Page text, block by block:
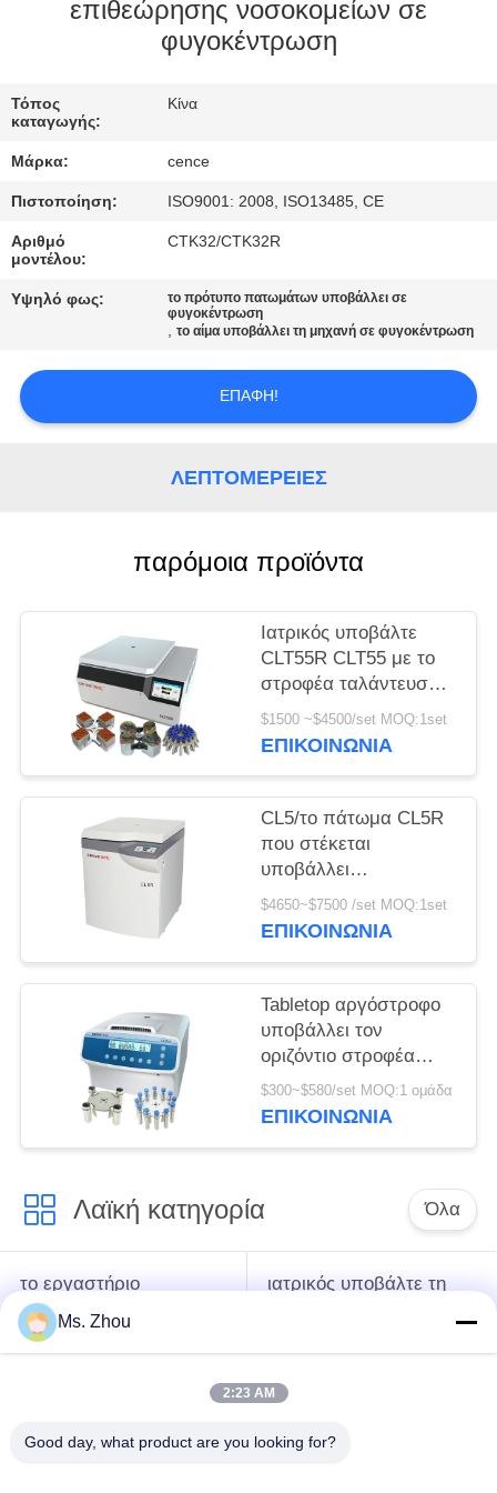
ΈΛΕΓΧΟΣ
ΠΟΙΌΤΗΤΑΣ
ΕΠΙΚΟΙΝΩΝΉΣΤΕ
ΜΑΖΊ
ΜΑΣ
ΕΙΔΉΣΕΙΣ
ΥΠΟΘΈΣΕΙΣ
VR
επιθεώρησης νοσοκομείων σε
φυγοκέντρωση
Τόπος
καταγωγής:
Κίνα
Μάρκα: cence
Πιστοποίηση: ISO9001: 2008, ISO13485, CE
Αριθμό
μοντέλου:
CTK32/CTK32R
Υψηλό φως:
το πρότυπο πατωμάτων υποβάλλει σε
φυγοκέντρωση
,το αίμα υποβάλλει τη μηχανή σε φυγοκέντρωση
ΕΠΑΦΉ!
ΛΕΠΤΟΜΈΡΕΙΕΣ
παρόμοια προϊόντα
Ιατρικός υποβάλτε
CLT55R CLT55 με το
στροφέα ταλάντευσης
σε φυγοκέντρωση
αργόστροφο
$1500 ~$4500/set MOQ:1set
ΕΠΙΚΟΙΝΩΝΊΑ
CL5/το πάτωμα CL5R
που στέκεται
υποβάλλει
αργόστροφο 5000r/Min
με το στροφέα
$4650~$7500 /set MOQ:1set
ΕΠΙΚΟΙΝΩΝΊΑ
Tabletop αργόστροφο
υποβάλλει τον
οριζόντιο στροφέα
12x15ml l420-α
4200rpm σε
$300~$580/set MOQ:1 ομάδα
ΕΠΙΚΟΙΝΩΝΊΑ
Λαϊκή κατηγορία Όλα
το εργαστήριο
υποβάλλει τη μηχανή
σε φυγοκέντρωση
ιατρικός υποβάλτε τη
σε φυγοκέντρωση
κατεψυγμένος
σε φυγοκέντρωση
Ms. Zhou
2:23 AM
Good day, what product are you looking for?